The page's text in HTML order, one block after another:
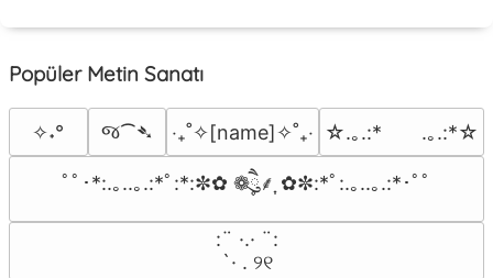
Popüler Metin Sanatı
✧˖° જ⁀➴ ‎‧₊˚✧[name]✧˚₊‧ ☆.｡.:*　　.｡.:*☆
ﾟﾟ･*:.｡..｡.:*ﾟ:*:✼✿ ❁ཻུ۪۪⸙͎ ✿✼:*ﾟ:.｡..｡.:*･ﾟﾟ
⠀:¨ ·.· ¨:⠀
⠀ `· . ୨୧⠀